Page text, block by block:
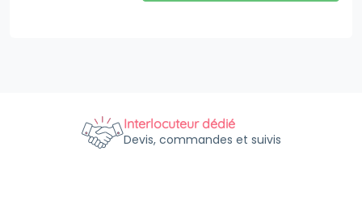
Interlocuteur dédié
Devis, commandes et suivis